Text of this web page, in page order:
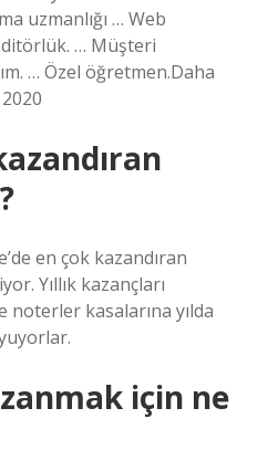
uzmanlığı … Web
… Müşteri
… Özel öğretmen.Daha
en çok kazandıran
Yıllık kazançları
noterler kasalarına yılda
için ne